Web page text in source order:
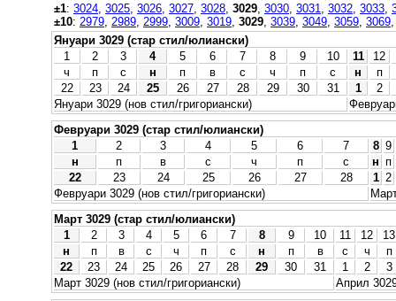
±1: 3024 3025 3026 3027 3028 3029 3030 3031 3032 3033
±10: 2979 2989 2999 3009 3019 3029 3039 3049 3059 3069
Януари 3029 (стар стил/юлиански)
1
2 3 4 5 6 7 8 9 10 11 12
ч
п с н п в с ч п с н
п
22
23 24 25 26 27 28 29 30 31 1
2
Януари 3029 (нов стил/григориански)
Февруари 3029 (стар стил/юлиански)
1
2 3 4 5 6 7 8 9
н
п в с ч п с н п
22
23 24 25 26 27 28 1 2
Февруари 3029 (нов стил/григориански)
Март 3029 (стар стил/юлиански)
1
2 3 4 5 6 7 8 9 10 11 12
13
н
п в с ч п с н п в с ч
п
22
23 24 25 26 27 28 29 30 31 1 2
3
Март 3029 (нов стил/григориански)
Април